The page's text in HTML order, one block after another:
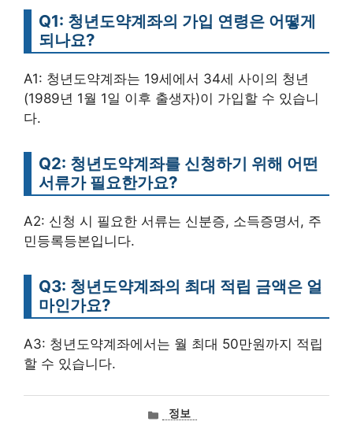
Q1: 청년도약계좌의 가입 연령은 어떻게
되나요?
A1: 청년도약계좌는 19세에서 34세 사이의 청년
(1989년 1월 1일 이후 출생자)이 가입할 수 있습니
다.
Q2: 청년도약계좌를 신청하기 위해 어떤
서류가 필요한가요?
A2: 신청 시 필요한 서류는 신분증, 소득증명서, 주
민등록등본입니다.
Q3: 청년도약계좌의 최대 적립 금액은 얼
마인가요?
A3: 청년도약계좌에서는 월 최대 50만원까지 적립
할 수 있습니다.
카정보